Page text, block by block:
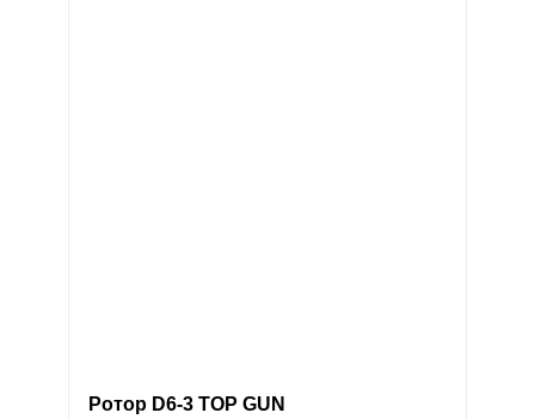
Ротор D6-3 TOP GUN